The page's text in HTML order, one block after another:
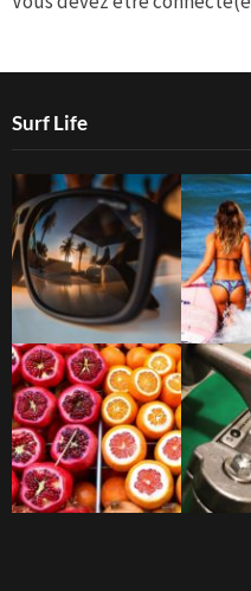
Surf Life